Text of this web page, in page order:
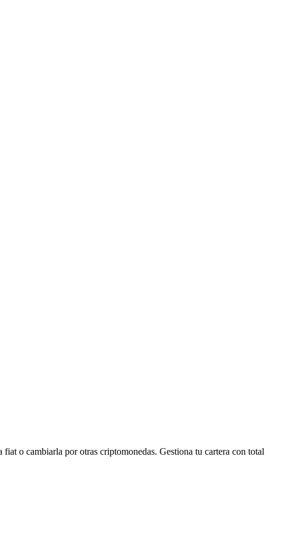
o cambiarla por otras criptomonedas. Gestiona tu cartera con total